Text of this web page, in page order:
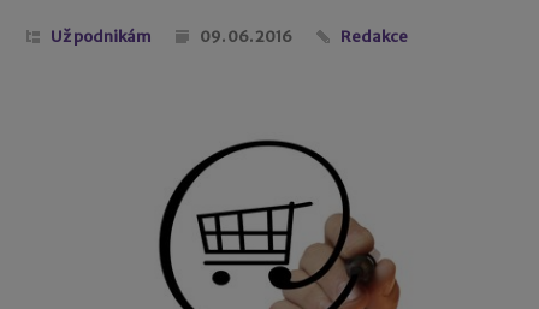
Už podnikám 09. 06. 2016 Redakce